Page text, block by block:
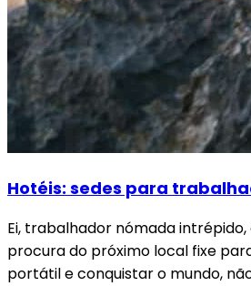
Hotéis: sedes para
Ei, trabalhador nómada
procura do próximo local fixe
portátil e conquistar o mundo,